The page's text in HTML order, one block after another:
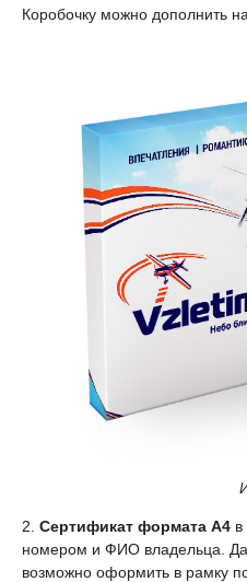
Коробочку можно дополнить
2. Сертификат формата А4
номером и ФИО владельца.
возможно оформить в рамку